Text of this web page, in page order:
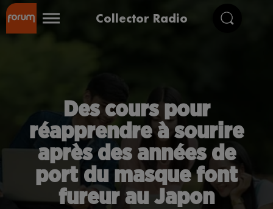
Collector Radio
Des cours pour
réapprendre à sourire
après des années de
port du masque font
fureur au Japon